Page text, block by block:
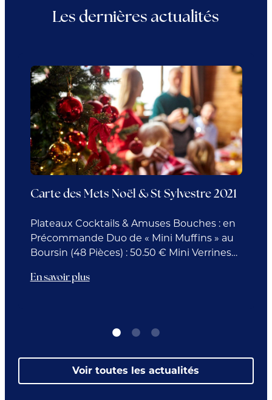
Les dernières actualités
Carte des Mets Noël & St Sylvestre 2021
Plateaux Cocktails & Amuses Bouches : en
Précommande Duo de « Mini Muffins » au
Boursin (48 Pièces) : 50.50 € Mini Verrines
Tomates Marinées ...
En savoir plus
Voir toutes les actualités